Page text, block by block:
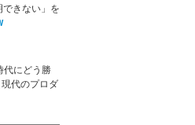
きない」を
にどう勝
代のプロダ